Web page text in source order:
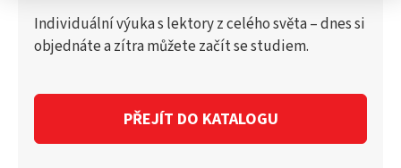
Individuální výuka s lektory z celého světa – dnes si
objednáte a zítra můžete začít se studiem.
PŘEJÍT DO KATALOGU